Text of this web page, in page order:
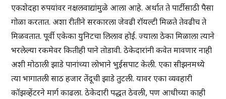
एकशेदहा रुपयांवर नक्षलवाद्यांमुळे आला आहे. अर्थात ते पार्टीसाठी पैसा
गोळा करतात. अशा रीतीने सरकारला जेवढी रॉयल्टी मिळते तेवढीच ते
मिळवतात. पूर्वी एकेका युनिटचा लिलाव होई. ज्याला ठेका मिळाला त्याने
भरलेल्या रकमेवर कितीही पाने तोडावी. ठेकेदारांनी कवेत मावणार नाही
अशी मोठाली झाडे पानांच्या लोभाने भुईसपाट केली. एका सीझनमध्ये
त्या भागातली साठ हजार तेंदूची झाडे तुटली. यावर एका व्यवहारी
कॉझव्हेंटरने मार्ग काढला. ठेकेदारी पद्धत ठेवली, पण आधीच्या काही